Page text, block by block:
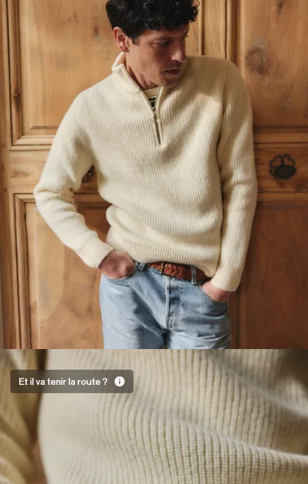
Et il va tenir la route ?
Il est
équipé
pour !
Ce pull est
toutes options